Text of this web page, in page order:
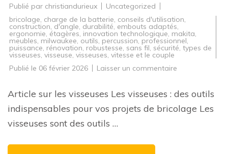
Publié par christiandurieux
Uncategorized
bricolage, charge de la batterie, conseils d'utilisation,
construction, d'angle, durabilité, embouts adaptés,
ergonomie, étagères, innovation technologique, makita,
meubles, milwaukee, outils, percussion, professionnel,
puissance, rénovation, robustesse, sans fil, sécurité, types de
visseuses, visseuse, visseuses, vitesse et le couple
Publié le 06 février 2026 Laisser un commentaire
:
Comment
choisir
la
Article sur les visseuses Les visseuses : des outils
indispensables pour vos projets de bricolage Les
visseuses sont des outils …